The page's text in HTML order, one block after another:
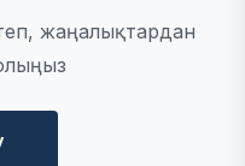
жаңалықтардан